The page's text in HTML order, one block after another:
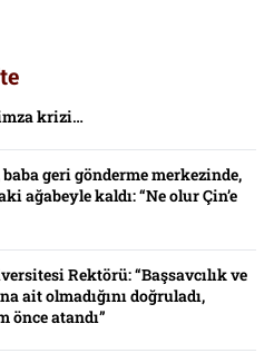
imza krizi…
geri gönderme merkezinde,
ağabeyle kaldı: “Ne olur Çin’e
Rektörü: “Başsavcılık ve
ait olmadığını doğruladı,
önce atandı”